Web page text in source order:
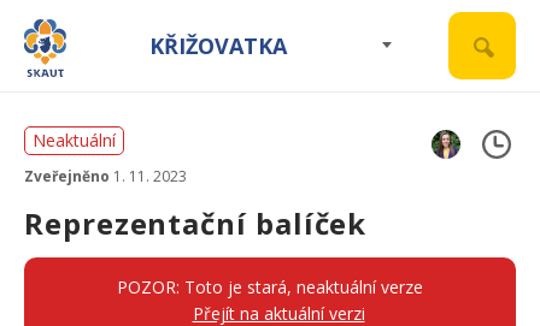
KŘIŽOVATKA
Neaktuální
Zveřejněno 1. 11. 2023
Reprezentační balíček
POZOR: Toto je stará, neaktuální verze
Přejít na aktuální verzi